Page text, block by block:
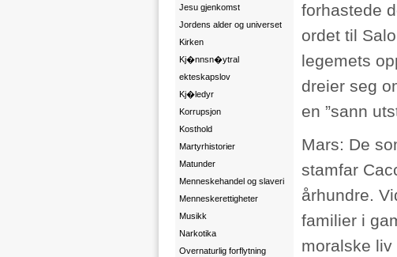
Jesu gjenkomst
Jordens alder og universet
Kirken
Kj�nnsn�ytral
ekteskapslov
Kj�ledyr
Korrupsjon
Kosthold
Martyrhistorier
Matunder
Menneskehandel og slaveri
Menneskerettigheter
Musikk
Narkotika
Overnaturlig forflytning
forhastede
ordet til
legemets
dreier seg
en ”sann
Mars: De
stamfar
århundre.
familier i
moralske